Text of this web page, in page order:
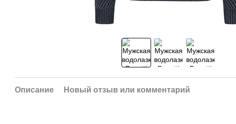
Описание Новый отзыв или комментарий